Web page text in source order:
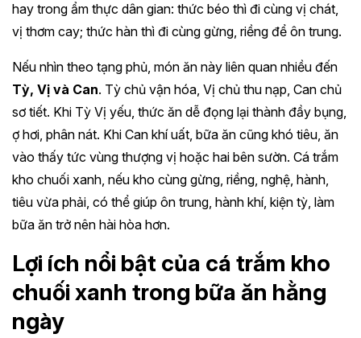
hay trong ẩm thực dân gian: thức béo thì đi cùng vị chát,
vị thơm cay; thức hàn thì đi cùng gừng, riềng để ôn trung.
Nếu nhìn theo tạng phủ, món ăn này liên quan nhiều đến
Tỳ, Vị và Can. Tỳ chủ vận hóa, Vị chủ thu nạp, Can chủ
sơ tiết. Khi Tỳ Vị yếu, thức ăn dễ đọng lại thành đầy bụng,
ợ hơi, phân nát. Khi Can khí uất, bữa ăn cũng khó tiêu, ăn
vào thấy tức vùng thượng vị hoặc hai bên sườn. Cá trắm
kho chuối xanh, nếu kho cùng gừng, riềng, nghệ, hành,
tiêu vừa phải, có thể giúp ôn trung, hành khí, kiện tỳ, làm
bữa ăn trở nên hài hòa hơn.
Lợi ích nổi bật của cá trắm kho
chuối xanh trong bữa ăn hằng
ngày